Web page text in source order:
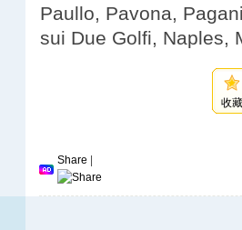
Paullo, Pavona,
sui Due Golfi, Naples,
收
Share